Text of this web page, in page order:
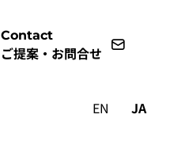
Contact
ご提案・お問合せ
EN JA